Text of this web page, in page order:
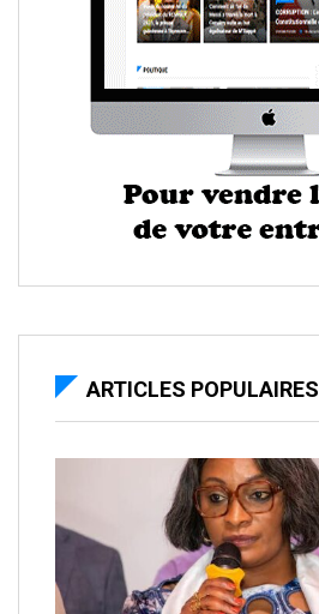
ARTICLES POPULAIRES